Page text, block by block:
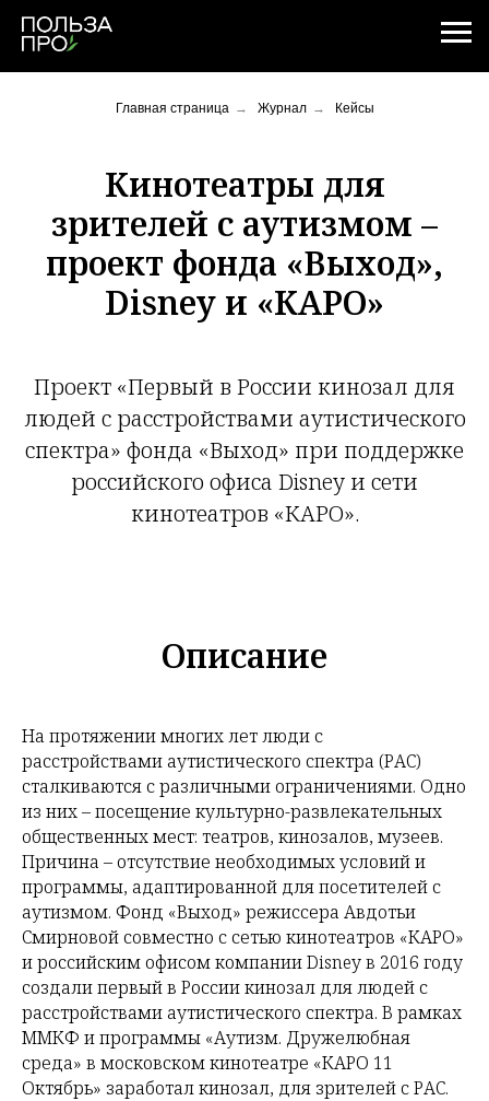
Главная страница → Журнал → Кейсы
Кинотеатры для
зрителей с аутизмом –
проект фонда «Выход»,
Disney и «КАРО»
Проект «Первый в России кинозал для
людей с расстройствами аутистического
спектра» фонда «Выход» при поддержке
российского офиса Disney и сети
кинотеатров «КАРО».
Описание
На протяжении многих лет люди с
расстройствами аутистического спектра (РАС)
сталкиваются с различными ограничениями. Одно
из них – посещение культурно-развлекательных
общественных мест: театров, кинозалов, музеев.
Причина – отсутствие необходимых условий и
программы, адаптированной для посетителей с
аутизмом. Фонд «Выход» режиссера Авдотьи
Смирновой совместно с сетью кинотеатров «КАРО»
и российским офисом компании Disney в 2016 году
создали первый в России кинозал для людей с
расстройствами аутистического спектра. В рамках
ММКФ и программы «Аутизм. Дружелюбная
среда» в московском кинотеатре «КАРО 11
Октябрь» заработал кинозал, для зрителей с РАС.